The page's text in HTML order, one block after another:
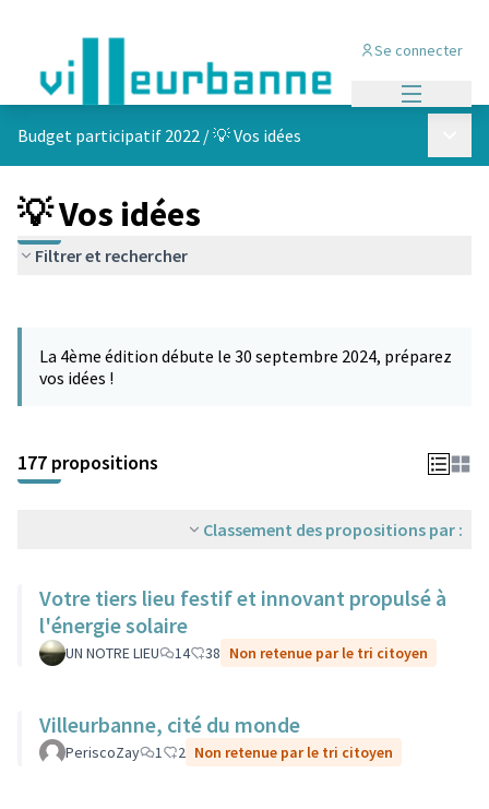
Se connecter
Budget participatif 2022 /💡 Vos idées
💡 Vos idées
Filtrer et rechercher
−
La 4ème édition débute le 30 septembre 2024, préparez
vos idées !
177 propositions
Classement des propositions par :
Votre tiers lieu festif et innovant propulsé à
l'énergie solaire
UN NOTRE LIEU 14 38 Non retenue par le tri citoyen
Villeurbanne, cité du monde
PeriscoZay 1 2 Non retenue par le tri citoyen